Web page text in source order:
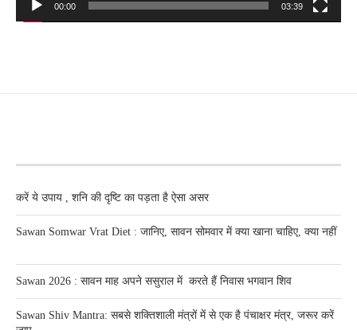
00:00 03:39
करें ये उपाय , शनि की दृष्टि का पड़ता है ऐसा असर
Sawan Somwar Vrat Diet : जानिए, सावन सोमवार में क्या खाना चाहिए, क्या नहीं
Sawan 2026 : सावन माह अपने ससुराल में करते हैं निवास भगवान शिव
Sawan Shiv Mantra: सबसे शक्तिशाली मंत्रों में से एक है पंचाक्षर मंत्र, जरूर करें